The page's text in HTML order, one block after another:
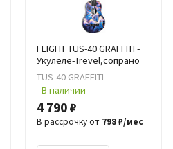
FLIGHT TUS-40 GRAFFITI -
Укулеле-Trevel,сопрано
TUS-40 GRAFFITI
В наличии
4 790 ₽
В рассрочку от 798 ₽/мес